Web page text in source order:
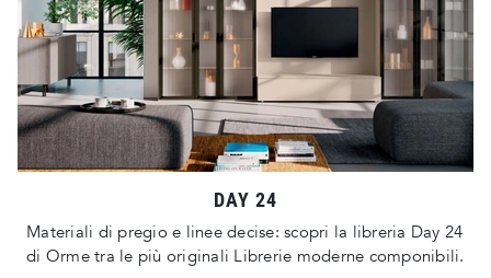
DAY 24
Materiali di pregio e linee decise: scopri la libreria Day 24
di Orme tra le più originali Librerie moderne componibili.